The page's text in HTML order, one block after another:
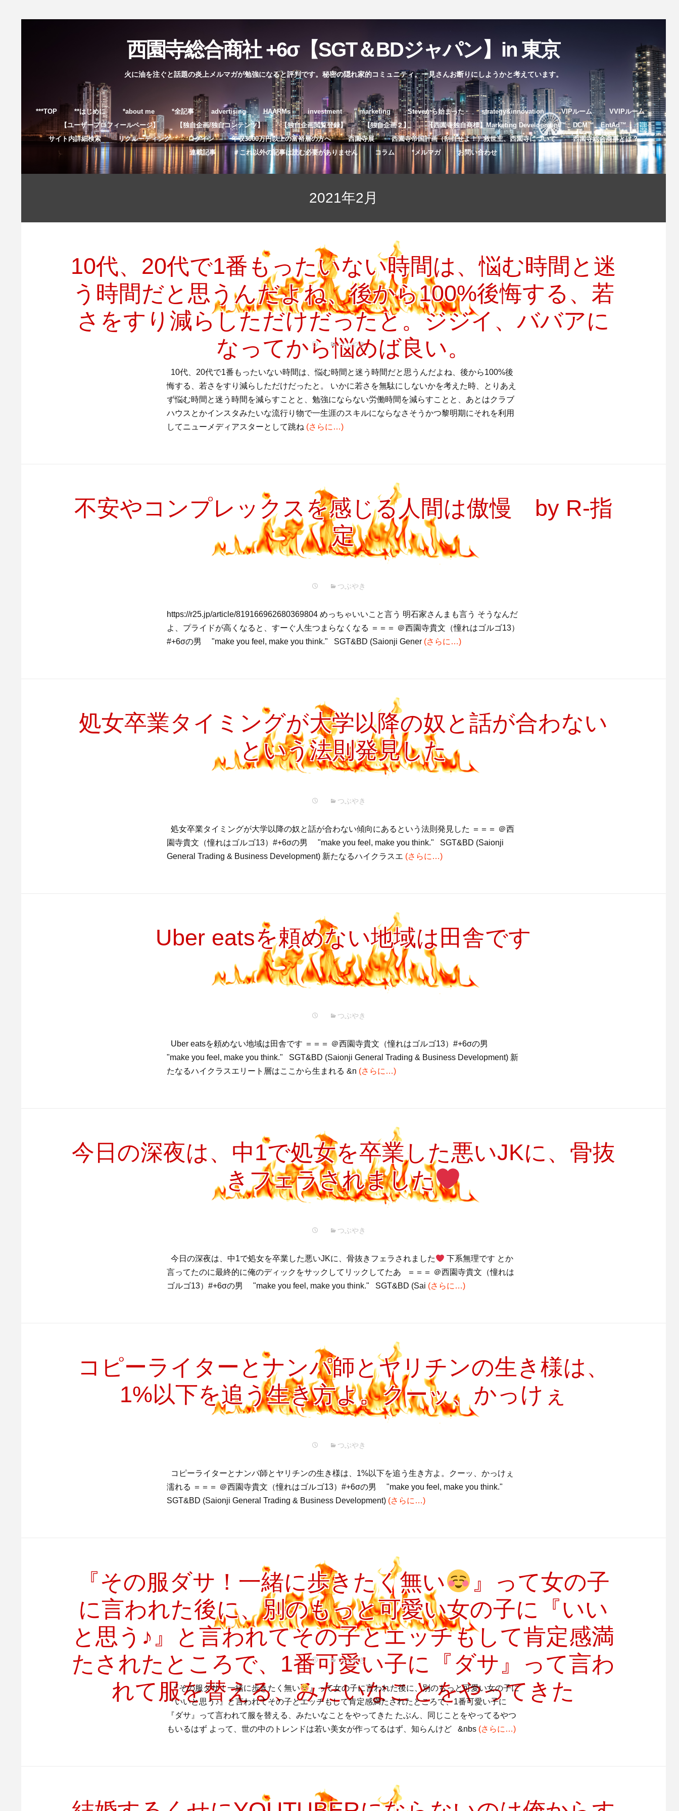
西園寺総合商社 +6σ【SGT＆BDジャパン】in 東京
火に油を注ぐと話題の炎上メルマガが勉強になると評判です。秘密の隠れ家的コミュニティ。一見さんお断りにしようかと考えています。
コ
ン
テ
ン
ス
キ
***TOP **はじめに *about me *全記事 advertising HAARMs investment marketing Steveから始まった strategy&innovation VIPルーム
VVIPルーム
【ユーザープロフィールページ】
【独自企画/独自コンテンツ】 【独自企画閲覧登録】 【独自企画２】
【西園寺独自商標】Marketing Development™️、DCM™️、EntAd™️
サイト内詳細検索
リクルーティング ログイン 年収3000万円以上の富裕層の方へ 西園寺展 西園寺帝国計画（刮目せよ！）救世主、西園寺について
西園寺総合商事とは？
連載記事
＃これ以外の記事は読む必要がありません コラム *メルマガ お問い合わせ
2021年2月
10代、20代で1番もったいない時間は、悩む時間と迷
う時間だと思うんだよね、後から100%後悔する、若
さをすり減らしただけだったと。ジジイ、ババアに
なってから悩めば良い。
つぶやき
10代、20代で1番もったいない時間は、悩む時間と迷う時間だと思うんだよね、後から100%後
悔する、若さをすり減らしただけだったと。 いかに若さを無駄にしないかを考えた時、とりあえ
ず悩む時間と迷う時間を減らすことと、勉強にならない労働時間を減らすことと、あとはクラブ
ハウスとかインスタみたいな流行り物で一生涯のスキルにならなさそうかつ黎明期にそれを利用
してニューメディアスターとして跳ね (さらに…)
不安やコンプレックスを感じる人間は傲慢 by R-指
定
つぶやき
https://r25.jp/article/819166962680369804 めっちゃいいこと言う 明石家さんまも言う そうなんだ
よ、プライドが高くなると、すーぐ人生つまらなくなる ＝＝＝ ＠西園寺貴文（憧れはゴルゴ13）
#+6σの男 "make you feel, make you think." SGT&BD (Saionji Gener (さらに…)
処女卒業タイミングが大学以降の奴と話が合わない
という法則発見した
つぶやき
処女卒業タイミングが大学以降の奴と話が合わない傾向にあるという法則発見した ＝＝＝ ＠西
園寺貴文（憧れはゴルゴ13）#+6σの男 "make you feel, make you think." SGT&BD (Saionji
General Trading & Business Development) 新たなるハイクラスエ (さらに…)
Uber eatsを頼めない地域は田舎です
つぶやき
Uber eatsを頼めない地域は田舎です ＝＝＝ ＠西園寺貴文（憧れはゴルゴ13）#+6σの男
"make you feel, make you think." SGT&BD (Saionji General Trading & Business Development) 新
たなるハイクラスエリート層はここから生まれる &n (さらに…)
今日の深夜は、中1で処女を卒業した悪いJKに、骨抜
きフェラされました
つぶやき
今日の深夜は、中1で処女を卒業した悪いJKに、骨抜きフェラされました
下系無理です とか
言ってたのに最終的に俺のディックをサックしてリックしてたあ ＝＝＝ ＠西園寺貴文（憧れは
ゴルゴ13）#+6σの男 "make you feel, make you think." SGT&BD (Sai (さらに…)
コピーライターとナンパ師とヤリチンの生き様は、
1%以下を追う生き方よ。クーッ、かっけぇ
つぶやき
コピーライターとナンパ師とヤリチンの生き様は、1%以下を追う生き方よ。クーッ、かっけぇ
濡れる ＝＝＝ ＠西園寺貴文（憧れはゴルゴ13）#+6σの男 "make you feel, make you think."
SGT&BD (Saionji General Trading & Business Development) (さらに…)
『その服ダサ！一緒に歩きたく無い
』って女の子
に言われた後に、別のもっと可愛い女の子に『いい
と思う♪』と言われてその子とエッチもして肯定感満
たされたところで、1番可愛い子に『ダサ』って言わ
れて服を替える、みたいなことをやってきた
つぶやき
『その服ダサ！一緒に歩きたく無い
』って女の子に言われた後に、別のもっと可愛い女の子に
『いいと思う♪』と言われてその子とエッチもして肯定感満たされたところで、1番可愛い子に
『ダサ』って言われて服を替える、みたいなことをやってきた たぶん、同じことをやってるやつ
もいるはず よって、世の中のトレンドは若い美女が作ってるはず、知らんけど &nbs (さらに…)